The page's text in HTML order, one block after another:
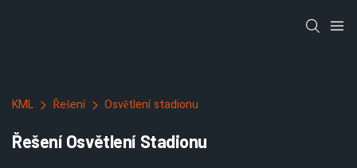
KML Řešení Osvětlení stadionu
Řešení Osvětlení Stadionu